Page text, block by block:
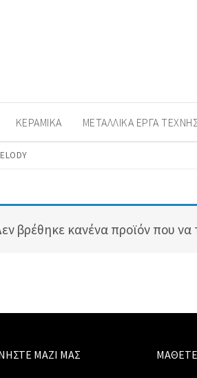
ΚΕΡΑΜΙΚΆ ΜΕΤΑΛΛΙΚΆ ΈΡΓΑ
βρέθηκε κανένα προϊόν που να
ΜΑΖΊ ΜΑΣ